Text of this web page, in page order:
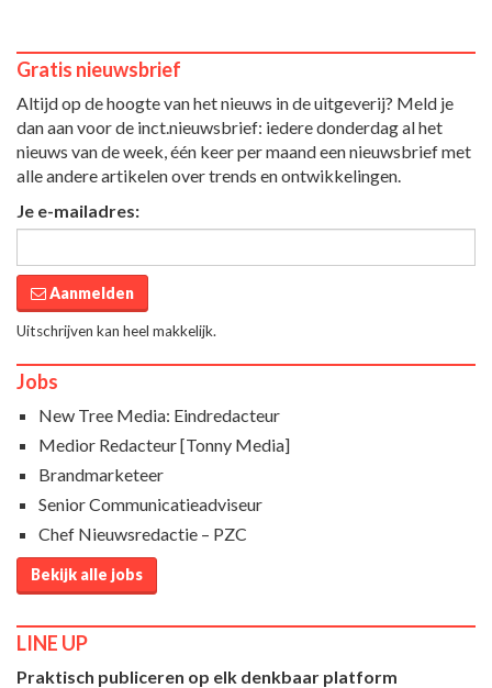
Gratis nieuwsbrief
Altijd op de hoogte van het nieuws in de uitgeverij? Meld je
dan aan voor de inct.nieuwsbrief: iedere donderdag al het
nieuws van de week, één keer per maand een nieuwsbrief met
alle andere artikelen over trends en ontwikkelingen.
Je e-mailadres:
Aanmelden
Uitschrijven kan heel makkelijk.
Jobs
New Tree Media: Eindredacteur
Medior Redacteur [Tonny Media]
Brandmarketeer
Senior Communicatieadviseur
Chef Nieuwsredactie – PZC
Bekijk alle jobs
LINE UP
Praktisch publiceren op elk denkbaar platform